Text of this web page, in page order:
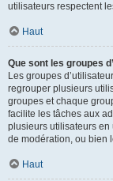
utilisateurs respectent
Haut
Que sont les groupes
Les groupes
regrouper plusieurs
groupes et chaque
facilite les tâches aux
plusieurs utilisateurs
de modération, ou bien
Haut